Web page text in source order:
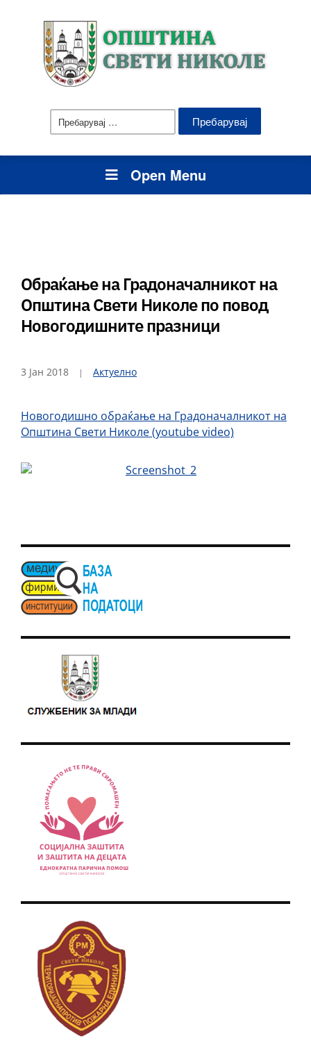
Пребарувај
за:
Open Menu
Обраќање на Градоначалникот на
Општина Свети Николе по повод
Новогодишните празници
3 Јан 2018 Актуелно
Новогодишно обраќање на Градоначалникот на
Општина Свети Николе (youtube video)